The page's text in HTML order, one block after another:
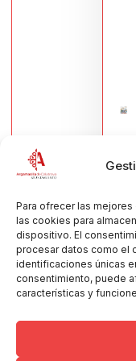
Para ofrecer las
las cookies para
dispositivo. El
procesar datos como el
identificaciones únicas
consentimiento, puede
características y